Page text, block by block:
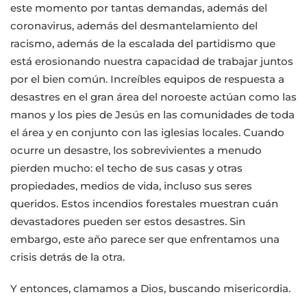
este momento por tantas demandas, además del
coronavirus, además del desmantelamiento del
racismo, además de la escalada del partidismo que
está erosionando nuestra capacidad de trabajar juntos
por el bien común. Increíbles equipos de respuesta a
desastres en el gran área del noroeste actúan como las
manos y los pies de Jesús en las comunidades de toda
el área y en conjunto con las iglesias locales. Cuando
ocurre un desastre, los sobrevivientes a menudo
pierden mucho: el techo de sus casas y otras
propiedades, medios de vida, incluso sus seres
queridos. Estos incendios forestales muestran cuán
devastadores pueden ser estos desastres. Sin
embargo, este año parece ser que enfrentamos una
crisis detrás de la otra.
Y entonces, clamamos a Dios, buscando misericordia.